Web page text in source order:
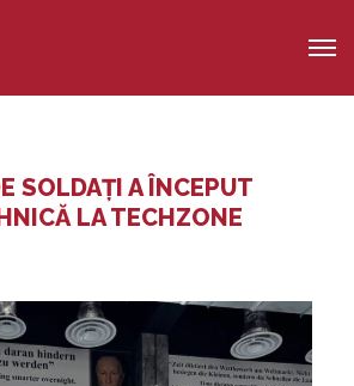
SOLDAȚI A ÎNCEPUT
LA TECHZONE